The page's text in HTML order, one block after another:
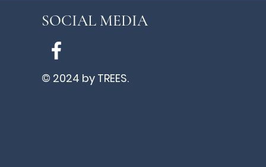
SOCIAL MEDIA
© 2024 by TREES.